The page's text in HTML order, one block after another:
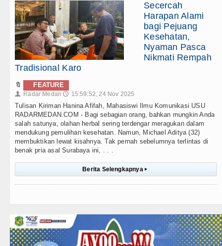
Secercah
Harapan Alami
bagi Pejuang
Kesehatan,
Nyaman Pasca
Nikmati Rempah
Tradisional Karo
🔖 FEATURE
👤 Radar Medan 🕔 15:59:52, 24 Nov 2025
Tulisan Kiriman Hanina Afifah, Mahasiswi Ilmu Komunikasi USU
RADARMEDAN.COM - Bagi sebagian orang, bahkan mungkin Anda
salah satunya, olahan herbal sering terdengar meragukan dalam
mendukung pemulihan kesehatan. Namun, Michael Aditya (32)
membuktikan lewat kisahnya. Tak pernah sebelumnya terlintas di
benak pria asal Surabaya ini, . . .
Berita Selengkapnya ▸